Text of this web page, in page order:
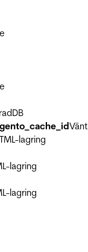
lagring
lagring
lagring